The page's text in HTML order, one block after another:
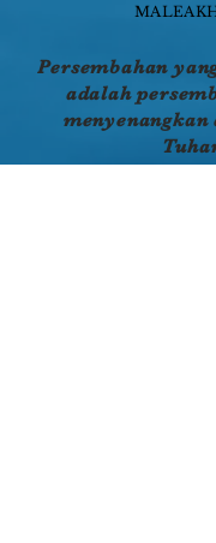
Persembahan
adalah
menyenangkan